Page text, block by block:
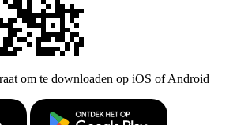
om te downloaden op iOS of Android